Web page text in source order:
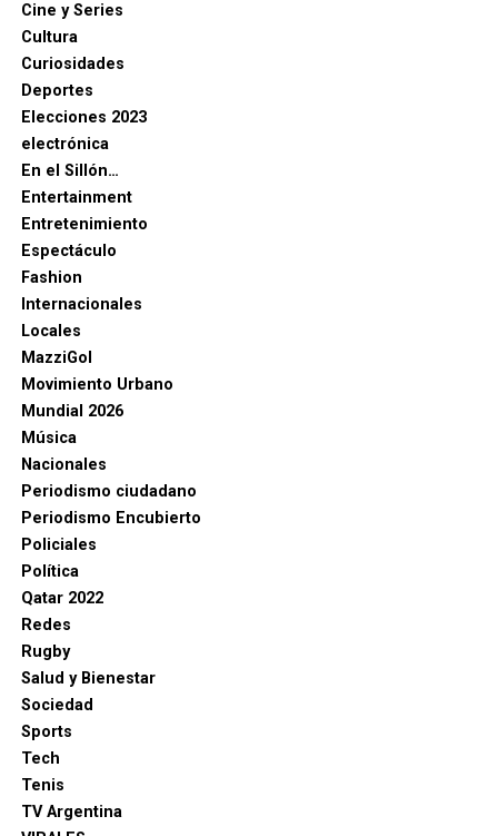
Cine y Series
Cultura
Curiosidades
Deportes
Elecciones 2023
electrónica
En el Sillón…
Entertainment
Entretenimiento
Espectáculo
Fashion
Internacionales
Locales
MazziGol
Movimiento Urbano
Mundial 2026
Música
Nacionales
Periodismo ciudadano
Periodismo Encubierto
Policiales
Política
Qatar 2022
Redes
Rugby
Salud y Bienestar
Sociedad
Sports
Tech
Tenis
TV Argentina